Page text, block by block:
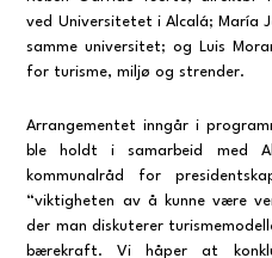
ved Universitetet i Alcalá; María
samme universitet; og Luis
for turisme, miljø og strender.
Arrangementet inngår i
ble holdt i samarbeid med
kommunalråd for
“viktigheten av å kunne være
der man diskuterer
bærekraft. Vi håper at